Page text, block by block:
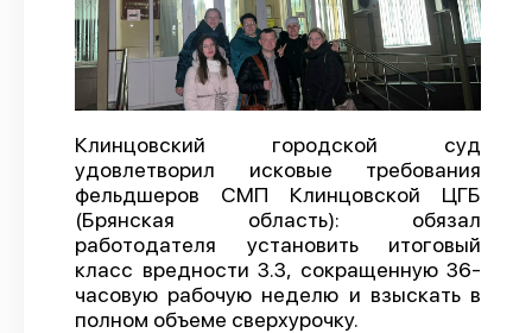
Справочник
API
О проекте
Политика конфиденциальности
Клинцовский городской суд
удовлетворил исковые требования
фельдшеров СМП Клинцовской ЦГБ
(Брянская область): обязал
работодателя установить итоговый
класс вредности 3.3, сокращенную 36-
часовую рабочую неделю и взыскать в
полном объеме сверхурочку.